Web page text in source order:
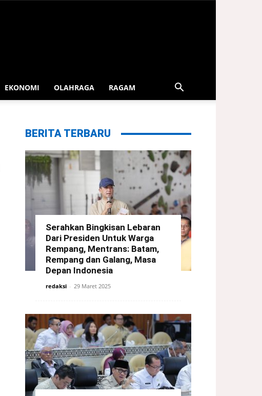
EKONOMI OLAHRAGA RAGAM
BERITA TERBARU
Serahkan Bingkisan Lebaran
Dari Presiden Untuk Warga
Rempang, Mentrans: Batam,
Rempang dan Galang, Masa
Depan Indonesia
redaksi - 29 Maret 2025